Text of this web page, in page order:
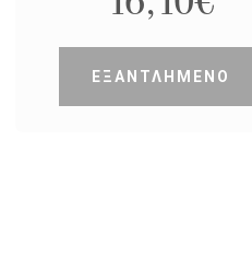
ΕΞΑΝΤΛΗΜΕΝΟ